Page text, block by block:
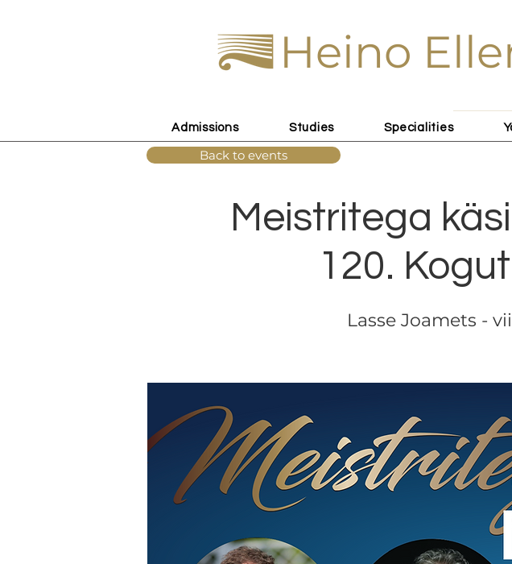
Heino
Admissions Studies Specialities
Meistritega
120.
Lasse Joamets -
Back to events